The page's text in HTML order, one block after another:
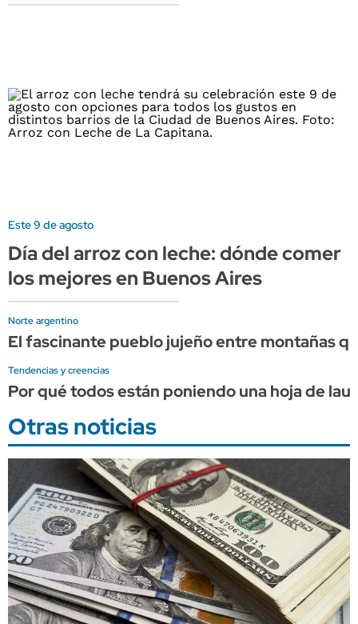
Este 9 de agosto
Día del arroz con leche: dónde comer
los mejores en Buenos Aires
Norte argentino
El fascinante pueblo jujeño entre montañas
Tendencias y creencias
Por qué todos están poniendo una hoja de
Otras noticias